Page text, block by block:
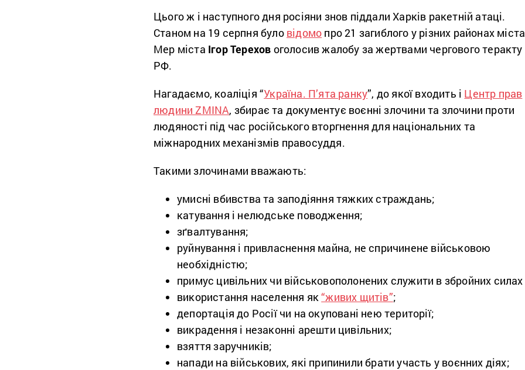
Цього ж і наступного дня росіяни знов піддали Харків ракетній атаці.
Станом на 19 серпня було відомо про 21 загиблого у різних районах
Мер міста Ігор Терехов оголосив жалобу за жертвами чергового теракту
РФ.
Нагадаємо, коаліція “Україна. П’ята ранку”, до якої входить і Центр прав
людини ZMINA, збирає та документує воєнні злочини та злочини проти
людяності під час російського вторгнення для національних та
міжнародних механізмів правосуддя.
Такими злочинами вважають:
умисні вбивства та заподіяння тяжких страждань;
катування і нелюдське поводження;
зґвалтування;
руйнування і привласнення майна, не спричинене військовою
необхідністю;
примус цивільних чи військовополонених служити в збройних
використання населення як“живих щитів”;
депортація до Росії чи на окуповані нею території;
викрадення і незаконні арешти цивільних;
взяття заручників;
напади на військових, які припинили брати участь у воєнних діях;